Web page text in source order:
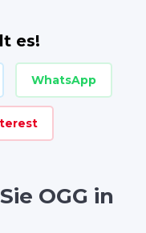
es!
WhatsApp
OGG in